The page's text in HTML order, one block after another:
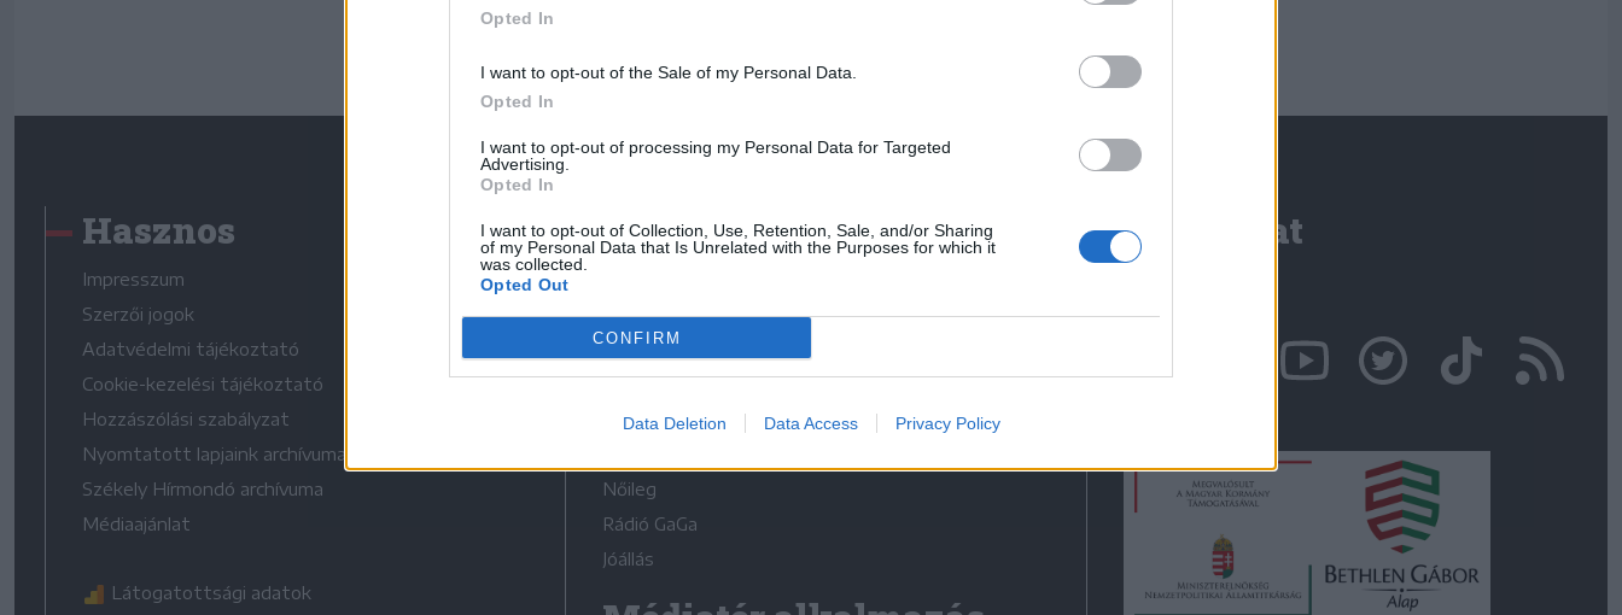
Opted In
I want to opt-out of the Sale of my Personal Data.
Opted In
I want to opt-out of processing my Personal Data for Targeted
Advertising.
Opted In
I want to opt-out of Collection, Use, Retention, Sale, and/or Sharing
of my Personal Data that Is Unrelated with the Purposes for which it
was collected.
Opted Out
CONFIRM
Data Deletion Data Access Privacy Policy
Hasznos
Impresszum
Szerzői jogok
Adatvédelmi tájékoztató
Cookie-kezelési tájékoztató
Hozzászólási szabályzat
Nyomtatott lapjaink archívuma
Székely Hírmondó archívuma
Médiaajánlat
Látogatottsági adatok
Médiatér
Liget
Krónika
Bihari Napló
Erdélyi Napló
Nőileg
Rádió GaGa
Jóállás
Kapcsolat